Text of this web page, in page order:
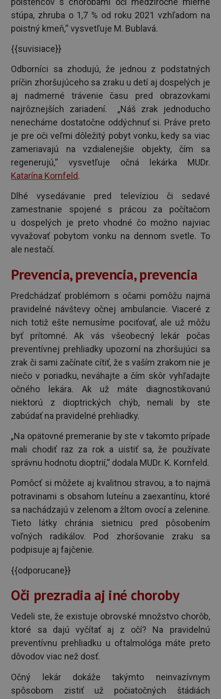
stúpa, zhruba o 1,7 % od roku 2021 vzhľadom na
poistný kmeň,“ vysvetľuje M. Bublavá.
{{suvisiace}}
Odborníci sa zhodujú, že jednou z podstatných
príčin zhoršujúceho sa zraku u detí aj dospelých je
aj nadmerné trávenie času pred obrazovkami
najrôznejších zariadení. „Náš zrak jednoducho
nenecháme dostatočne oddýchnuť si. Práve preto
je pre oči veľmi dôležitý pobyt vonku, kedy sa viac
zameriavajú na vzdialenejšie objekty, čím sa
regenerujú,“ vysvetľuje očná lekárka MUDr.
Katarína Kornfeld.
Dlhé vysedávanie pred televíziou či sedavé
zamestnanie spojené s prácou za počítačom
u dospelých je preto vhodné čo možno najviac
vyvažovať pobytom vonku na dennom svetle. To
ale nestačí.
Prevencia, prevencia, prevencia
Predchádzať problémom s očami pomôžu najmä
pravidelné návštevy očnej ambulancie. Viaceré z
nich totiž ešte nemusíme pociťovať, ale už môžu
byť prítomné. Ak vás všeobecný lekár počas
preventívnej prehliadky upozorní na zhoršujúci sa
zrak či sami začínate cítiť, že s vaším zrakom nie je
niečo v poriadku, neváhajte a čím skôr vyhľadajte
očného lekára. Ak už máte diagnostikovanú
niektorú z dioptrických chýb, nemali by ste
zabúdať na pravidelné prehliadky.
„Na opätovné premeranie by ste v takomto prípade
mali chodiť raz za rok a uistiť sa, že používate
správnu hodnotu dioptrií,“ dodala MUDr. K. Kornfeld.
Pomôcť si môžete aj kvalitnou stravou, a to najmä
potravinami s obsahom luteínu a zaexantínu, ktoré
sa nachádzajú v zelenom a žltom ovocí a zelenine.
Tieto látky chránia sietnicu pred pôsobením
voľných radikálov. Pod zhoršovanie zraku sa
podpisuje aj fajčenie.
{{odporucane}}
Oči prezradia aj iné choroby
Vedeli ste, že existuje obrovské množstvo chorôb,
ktoré sa dajú vyčítať aj z očí? Na pravidelnú
preventívnu prehliadku u oftalmológa máte preto
dôvodov viac než dosť.
Očný lekár dokáže takýmto neinvazívnym
spôsobom zistiť už počiatočných štádiách